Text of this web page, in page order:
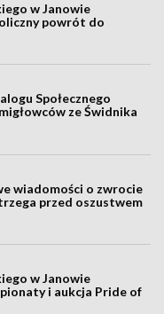
w Janowie
powrót do
Społecznego
ze Świdnika
wiadomości o zwrocie
przed oszustwem
w Janowie
i aukcja Pride of